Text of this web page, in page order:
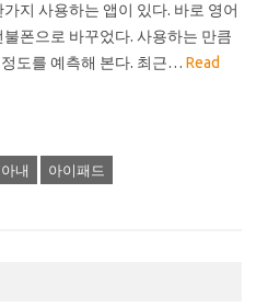
지 사용하는 앱이 있다. 바로 영어
폰으로 바꾸었다. 사용하는 만큼
도를 예측해 본다. 최근… Read
아내 아이패드